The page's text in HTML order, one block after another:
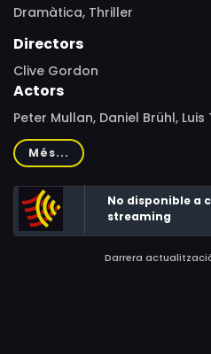
Dramàtica, Thriller
Directors
Clive Gordon
Actors
Peter Mullan, Daniel Brühl,
Gary Lewis, Ricky Grover,
Amuka-Bird, Koen Balcaen,
Més...
No disponible a
streaming
Darrera